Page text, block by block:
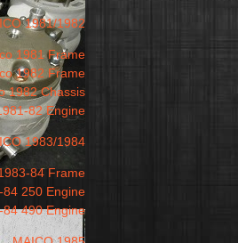
1981/1982
1981 Frame
1982 Frame
1982 Chassis
82 Engine
1983/1984
84 Frame
84 250 Engine
490 Engine